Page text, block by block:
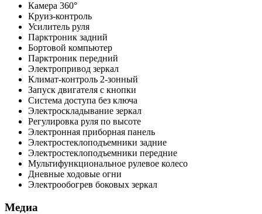
Камера 360°
Круиз-контроль
Усилитель руля
Парктроник задний
Бортовой компьютер
Парктроник передний
Электропривод зеркал
Климат-контроль 2-зонный
Запуск двигателя с кнопки
Система доступа без ключа
Электроскладывание зеркал
Регулировка руля по высоте
Электронная приборная панель
Электростеклоподъемники задние
Электростеклоподъемники передние
Мультифункциональное рулевое колесо
Дневные ходовые огни
Электрообогрев боковых зеркал
Медиа